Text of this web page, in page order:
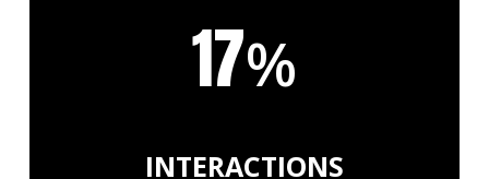
17%
INTERACTIONS